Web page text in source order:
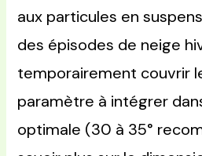
aux particules en
des épisodes de neige
temporairement couvrir
paramètre à intégrer
optimale (30 à 35°